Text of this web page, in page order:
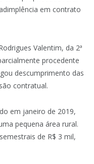
em contrato
Valentim, da 2ª
procedente
descumprimento das
contratual.
em janeiro de 2019,
pequena área rural.
de R$ 3 mil,